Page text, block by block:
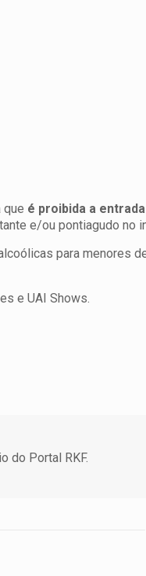
que é proibida a
e/ou pontiagudo no
para menores
e UAI Shows.
do Portal RKF.